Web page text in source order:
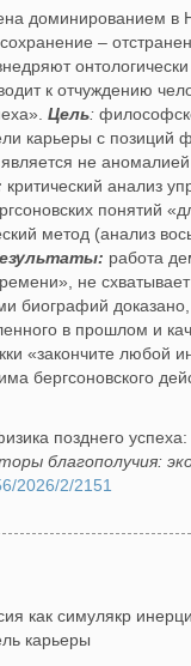
доминированием
–
к отчуждению
Цель:
карьеры с
является не
критический анализ
понятий
метод (анализ
работа
не
биографий доказано,
в прошлом и
«закончите любой
бергсоновского
позднего
благополучия:
2026/2/2151
как симулякр
карьеры